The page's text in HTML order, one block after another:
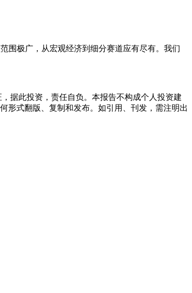
围极广，从宏观经济到细分赛道应有尽有。我们
据此投资，责任自负。本报告不构成个人投资建
形式翻版、复制和发布。如引用、刊发，需注明出